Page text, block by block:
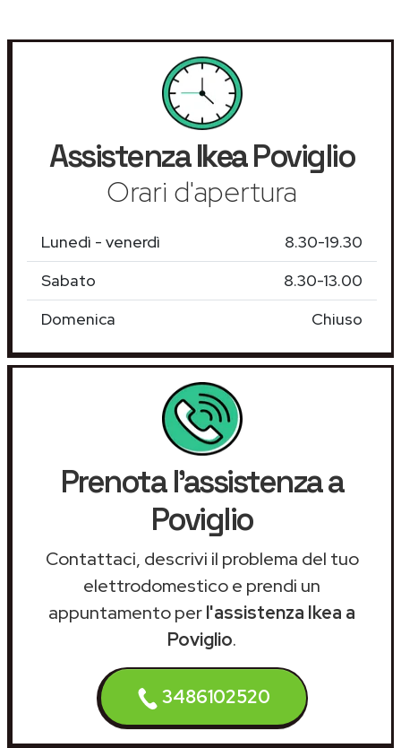
AssistenzaIkeaPoviglio
Orari d'apertura
Lunedì - venerdì
8.30-19.30
Sabato
8.30-13.00
Domenica
Chiuso
Prenota l'assistenza a
Poviglio
Contattaci, descrivi il problema del tuo
elettrodomestico e prendi un
appuntamento perl'assistenza Ikea a
Poviglio.
3486102520